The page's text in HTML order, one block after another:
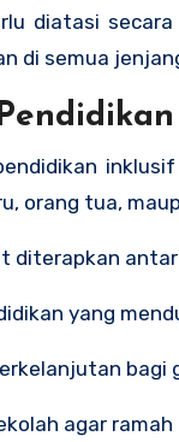
diatasi
di semua
orang tua,
diterapkan
yang
agar